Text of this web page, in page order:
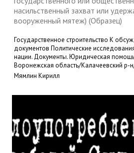
насильственный захват или
вооруженный мятеж) (Образец)
Государственное строительство К
документов Политические
нации. Документы.Юридическая
Воронежская область/Калачеевский р-
Мямлин Кирилл